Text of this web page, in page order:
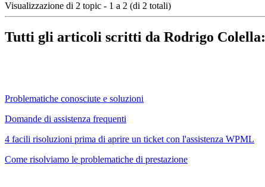
Visualizzazione di 2 topic - 1 a 2 (di 2 totali)
Tutti gli articoli scritti da Rodrigo Colella:
Problematiche conosciute e soluzioni
Domande di assistenza frequenti
4 facili risoluzioni prima di aprire un ticket con l'assistenza WPML
Come risolviamo le problematiche di prestazione